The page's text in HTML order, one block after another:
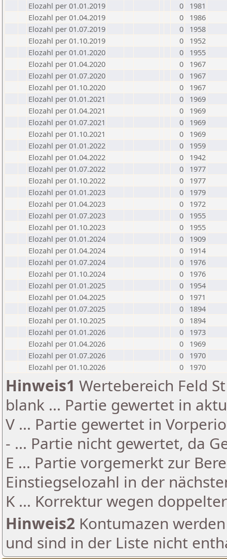
Elozahl per 01.01.2019
0
1981
Elozahl per 01.04.2019
0
1986
Elozahl per 01.07.2019
0
1958
Elozahl per 01.10.2019
0
1952
Elozahl per 01.01.2020
0
1955
Elozahl per 01.04.2020
0
1967
Elozahl per 01.07.2020
0
1967
Elozahl per 01.10.2020
0
1967
Elozahl per 01.01.2021
0
1969
Elozahl per 01.04.2021
0
1969
Elozahl per 01.07.2021
0
1969
Elozahl per 01.10.2021
0
1969
Elozahl per 01.01.2022
0
1959
Elozahl per 01.04.2022
0
1942
Elozahl per 01.07.2022
0
1977
Elozahl per 01.10.2022
0
1977
Elozahl per 01.01.2023
0
1979
Elozahl per 01.04.2023
0
1972
Elozahl per 01.07.2023
0
1955
Elozahl per 01.10.2023
0
1955
Elozahl per 01.01.2024
0
1909
Elozahl per 01.04.2024
0
1914
Elozahl per 01.07.2024
0
1976
Elozahl per 01.10.2024
0
1976
Elozahl per 01.01.2025
0
1954
Elozahl per 01.04.2025
0
1971
Elozahl per 01.07.2025
0
1894
Elozahl per 01.10.2025
0
1894
Elozahl per 01.01.2026
0
1973
Elozahl per 01.04.2026
0
1969
Elozahl per 01.07.2026
0
1970
Elozahl per 01.10.2026
0 1970
Hinweis1 Wertebereich Feld
blank ... Partie gewertet in
V ... Partie gewertet in
- ... Partie nicht gewertet, da
E ... Partie vorgemerkt zur
Einstiegselozahl in der
K ... Korrektur wegen
Hinweis2 Kontumazen
und sind in der Liste nicht